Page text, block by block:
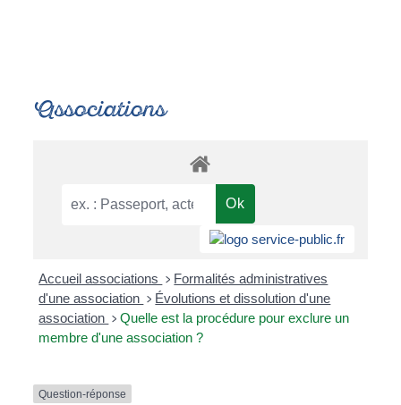
Associations
Accueil associations > Formalités administratives
d'une association > Évolutions et dissolution d'une
association > Quelle est la procédure pour exclure un
membre d'une association ?
Question-réponse